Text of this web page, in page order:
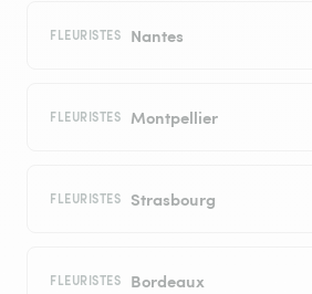
FLEURISTES Nantes
FLEURISTES Montpellier
FLEURISTES Strasbourg
FLEURISTES Bordeaux